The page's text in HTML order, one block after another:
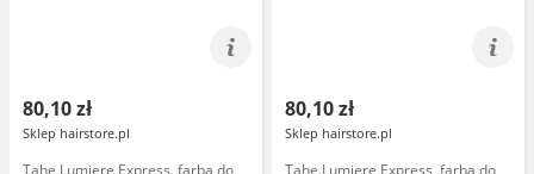
80,10 zł
Sklep hairstore.pl
Tahe Lumiere Express, farba do
80,10 zł
Sklep hairstore.pl
Tahe Lumiere Express, farba do